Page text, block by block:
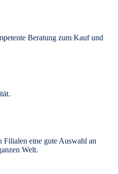
Beratung zum Kauf und
Filialen eine gute Auswahl an
Welt.